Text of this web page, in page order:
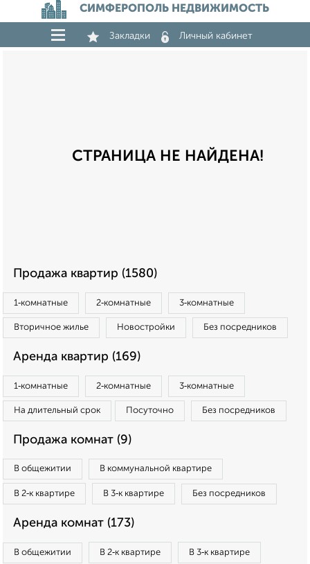
СИМФЕРОПОЛЬ НЕДВИЖИМОСТЬ
Закладки Личный кабинет
СТРАНИЦА НЕ НАЙДЕНА!
Продажа квартир (1580)
1‑комнатные 2‑комнатные 3‑комнатные
Вторичное жилье Новостройки Без посредников
Аренда квартир (169)
1‑комнатные 2‑комнатные 3‑комнатные
На длительный срок Посуточно Без посредников
Продажа комнат (9)
В общежитии В коммунальной квартире
В 2‑к квартире В 3‑к квартире Без посредников
Аренда комнат (173)
В общежитии В 2‑к квартире В 3‑к квартире